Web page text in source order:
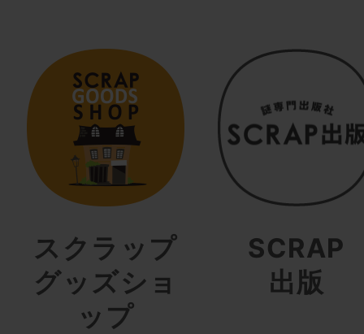
スクラップ
グッズショ
ップ
SCRAP
出版